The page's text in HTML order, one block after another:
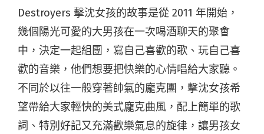
Destroyers 擊沈女孩的故事是從 2011 年開始，
幾個陽光可愛的大男孩在一次喝酒聊天的聚會
中，決定一起組團，寫自己喜歡的歌、玩自己喜
歡的音樂，他們想要把快樂的心情唱給大家聽。
不同於以往一般穿著帥氣的龐克團，擊沈女孩希
望帶給大家輕快的美式龐克曲風，配上簡單的歌
詞、特別好記又充滿歡樂氣息的旋律，讓男孩女